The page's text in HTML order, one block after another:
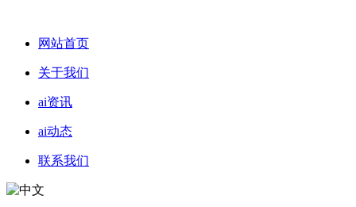
网站首页
关于我们
ai资讯
ai动态
联系我们